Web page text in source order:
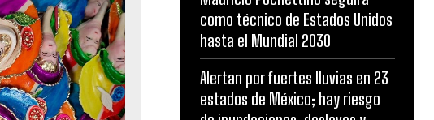
como técnico de Estados Unidos
hasta el Mundial 2030
Alertan por fuertes lluvias en 23
estados de México; hay riesgo